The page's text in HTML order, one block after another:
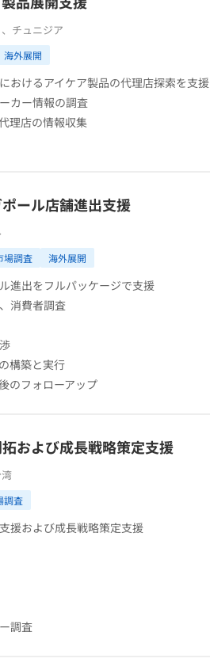
チュニジア
海外展開
おけるアイケア製品の代理店探索を支援
カー情報の調査
理店の情報収集
ール店舗進出支援
場調査 海外展開
進出をフルパッケージで支援
消費者調査
構築と実行
のフォローアップ
および成長戦略策定支援
調査
援および成長戦略策定支援
調査